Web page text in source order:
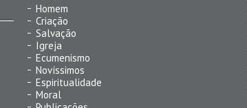
Homem
Criação
Salvação
Igreja
Ecumenismo
Novíssimos
Espiritualidade
Moral